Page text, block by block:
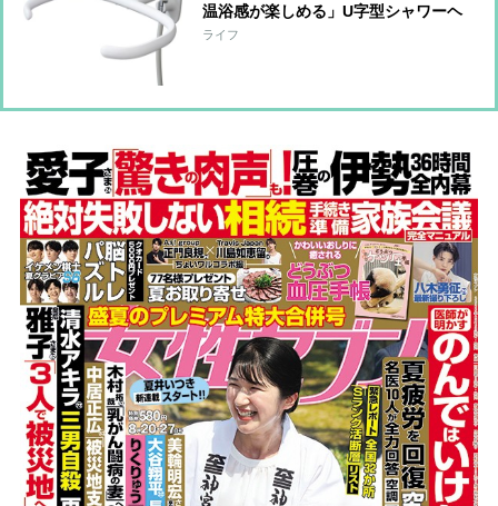
温浴感が楽しめる」U字型シャワーヘ
ッド 前後左右360度から噴射、使用
ライフ